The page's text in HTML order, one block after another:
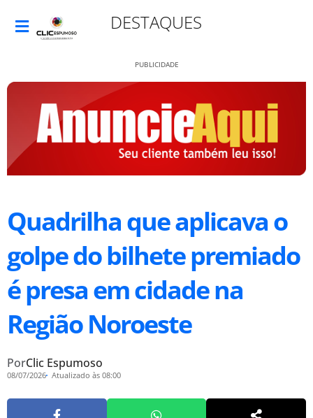
DESTAQUES
PUBLICIDADE
Quadrilha que aplicava o
golpe do bilhete premiado
é presa em cidade na
Região Noroeste
PorClic Espumoso
08/07/2026 Atualizado às 08:00